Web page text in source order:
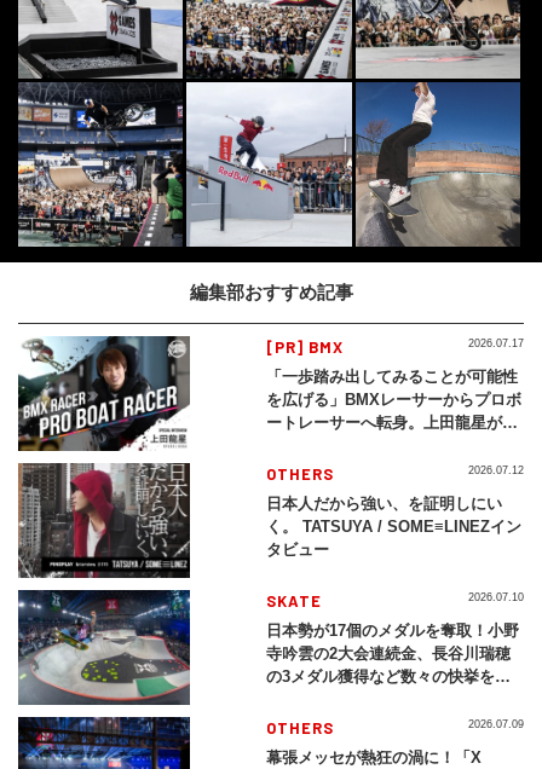
編集部おすすめ記事
[PR] BMX
「一歩踏み出してみることが可能性
を広げる」BMXレーサーからプロボ
ートレーサーへ転身。上田龍星が体
2026.07.17
OTHERS
日本人だから強い、を証明しにい
く。 TATSUYA / SOME≡LINEZイン
タビュー
2026.07.12
SKATE
日本勢が17個のメダルを奪取！小野
寺吟雲の2大会連続金、長谷川瑞穂
の3メダル獲得など数々の快挙をプ
2026」
2026.07.10
OTHERS
幕張メッセが熱狂の渦に！「X
2026.07.09